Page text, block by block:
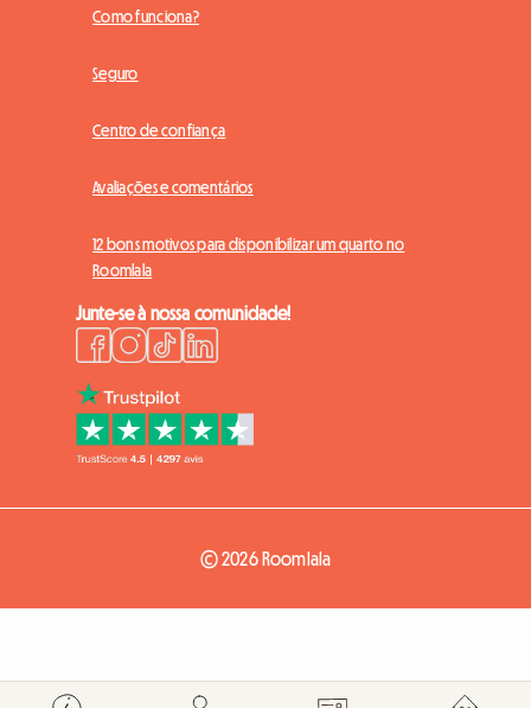
Como funciona?
Seguro
Centro de confiança
Avaliações e comentários
12 bons motivos para disponibilizar um quarto no
Roomlala
Junte-se à nossa comunidade!
© 2026 Roomlala